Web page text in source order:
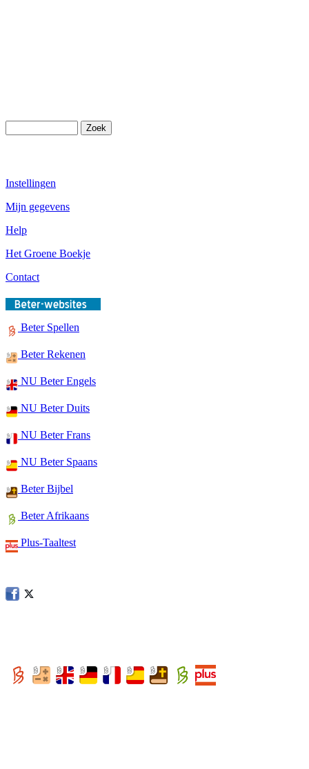
Instellingen
Mijn gegevens
Help
Het Groene Boekje
Contact
Beter Spellen
Beter Rekenen
NU Beter Engels
NU Beter Duits
NU Beter Frans
NU Beter Spaans
Beter Bijbel
Beter Afrikaans
Plus-Taaltest